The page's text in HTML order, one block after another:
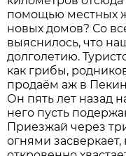
помощью местных
новых домов? Со
выяснилось, что
долголетию.
как грибы,
продаём аж в
Он пять лет назад
него пусть
Приезжай через
огнями